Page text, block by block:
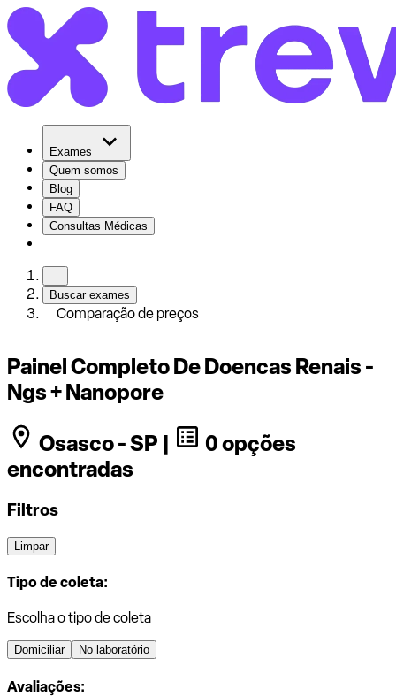
Exames
Quem somos
Blog
FAQ
Consultas Médicas
Buscar exames
Comparação de preços
Painel Completo De Doencas Renais -
Ngs + Nanopore
Osasco - SP |
0 opções
encontradas
Filtros
Limpar
Tipo de coleta:
Escolha o tipo de coleta
Domiciliar No laboratório
Avaliações: